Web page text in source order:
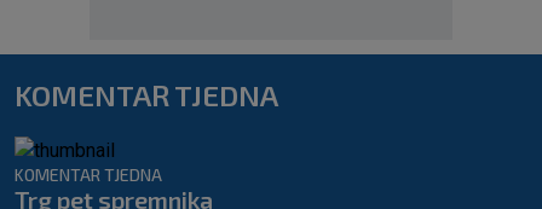
KOMENTAR TJEDNA
KOMENTAR TJEDNA
Trg pet spremnika